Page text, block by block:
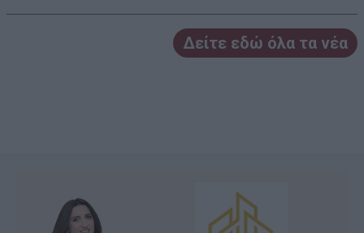
Δείτε εδώ όλα τα νέα